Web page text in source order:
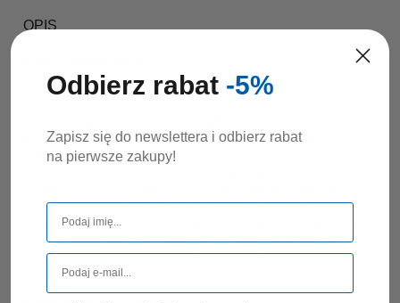
OPIS
płynnei równomierne przechylanie w celu zlania
zużytego oleju,
zabezpieczenie przed jej niekontrolowanym wzrostem,
• mogą być zasilane gazem ziemnym G20 (dawny GZ-
50) lub płynnym G30 (propan lub propan-butan PB),
• patelnie wykonane są ze stali nierdzewnej
Odbierz rabat -5%
Zapisz się do newslettera i odbierz rabat
na pierwsze zakupy!